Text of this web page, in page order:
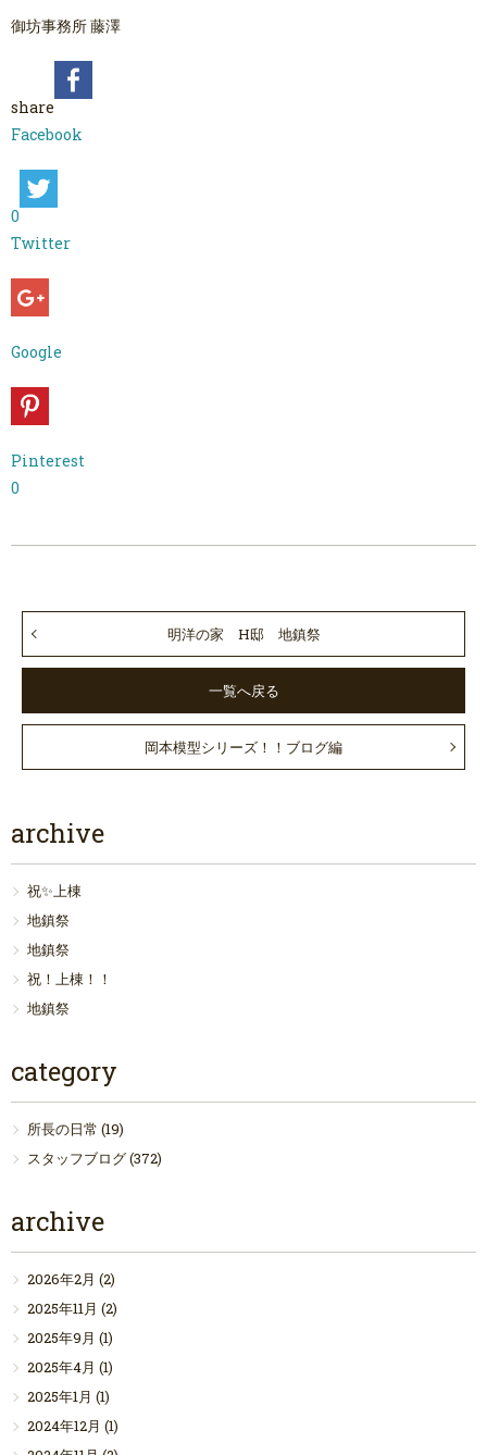
御坊事務所 藤澤
share
Facebook
0
Twitter
Google
Pinterest
0
明洋の家 H邸 地鎮祭
一覧へ戻る
岡本模型シリーズ！！ブログ編
archive
祝✨上棟
地鎮祭
地鎮祭
祝！上棟！！
地鎮祭
category
所長の日常 (19)
スタッフブログ(372)
archive
2026年2月 (2)
2025年11月 (2)
2025年9月 (1)
2025年4月 (1)
2025年1月 (1)
2024年12月 (1)